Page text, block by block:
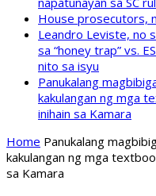
House prosecutors,
Leandro Leviste, no
sa “honey trap” vs.
nito sa isyu
Panukalang
kakulangan ng mga
inihain sa Kamara
Home Panukalang
kakulangan ng mga
sa Kamara